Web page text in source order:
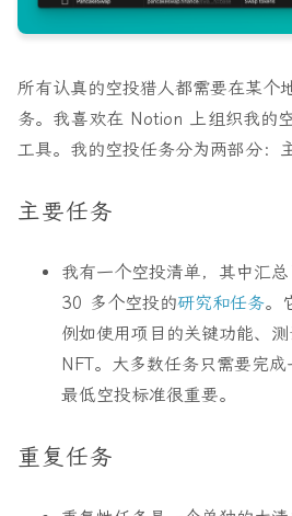
所有认真的空投猎人都需要在某个
务。我喜欢在 Notion 上组织我的
工具。我的空投任务分为两部分：
主要任务
我有一个空投清单，其中汇
30 多个空投的研究和任务。
例如使用项目的关键功能、
NFT。大多数任务只需要完
最低空投标准很重要。
重复任务